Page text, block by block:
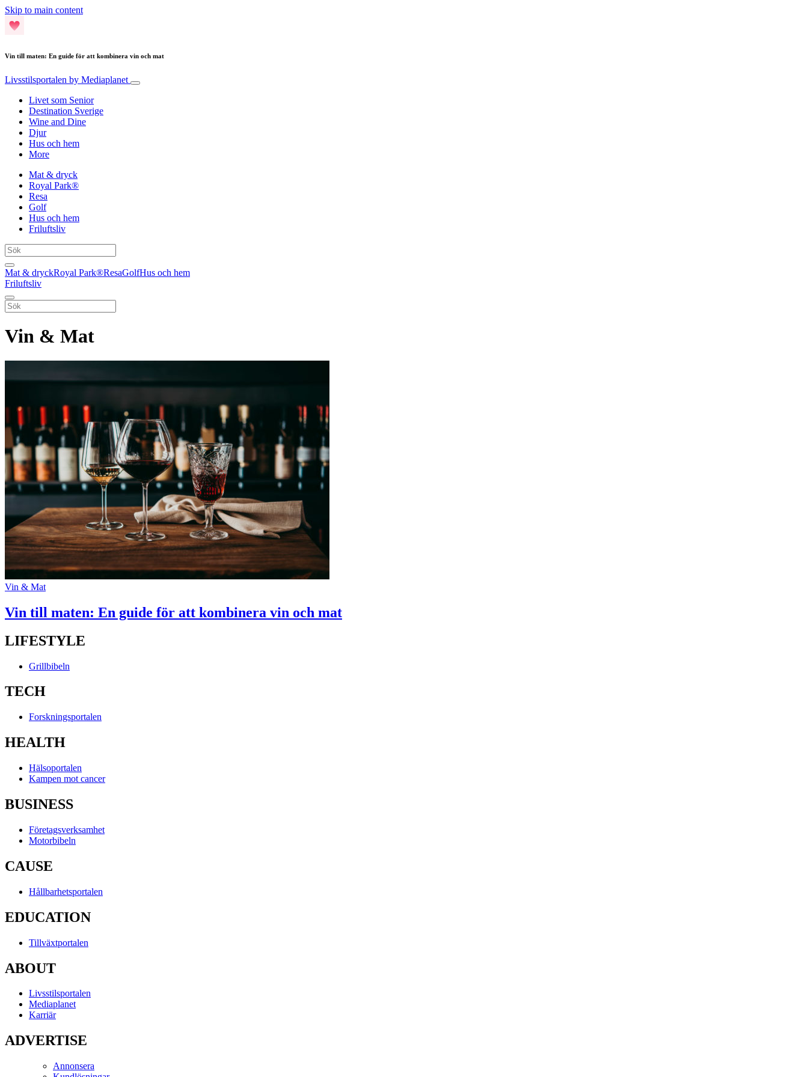
Skip to main content
Vin till maten: En guide för att kombinera vin och mat
Livsstilsportalen by Mediaplanet
Livet som Senior
Destination Sverige
Wine and Dine
Djur
Hus och hem
More
Mat & dryck
Royal Park®
Resa
Golf
Hus och hem
Friluftsliv
Mat & dryckRoyal Park®ResaGolfHus och hem
Friluftsliv
Vin & Mat
Vin & Mat
Vin till maten: En guide för att kombinera vin och mat
LIFESTYLE
Grillbibeln
TECH
Forskningsportalen
HEALTH
Hälsoportalen
Kampen mot cancer
BUSINESS
Företagsverksamhet
Motorbibeln
CAUSE
Hållbarhetsportalen
EDUCATION
Tillväxtportalen
ABOUT
Livsstilsportalen
Mediaplanet
Karriär
ADVERTISE
Annonsera